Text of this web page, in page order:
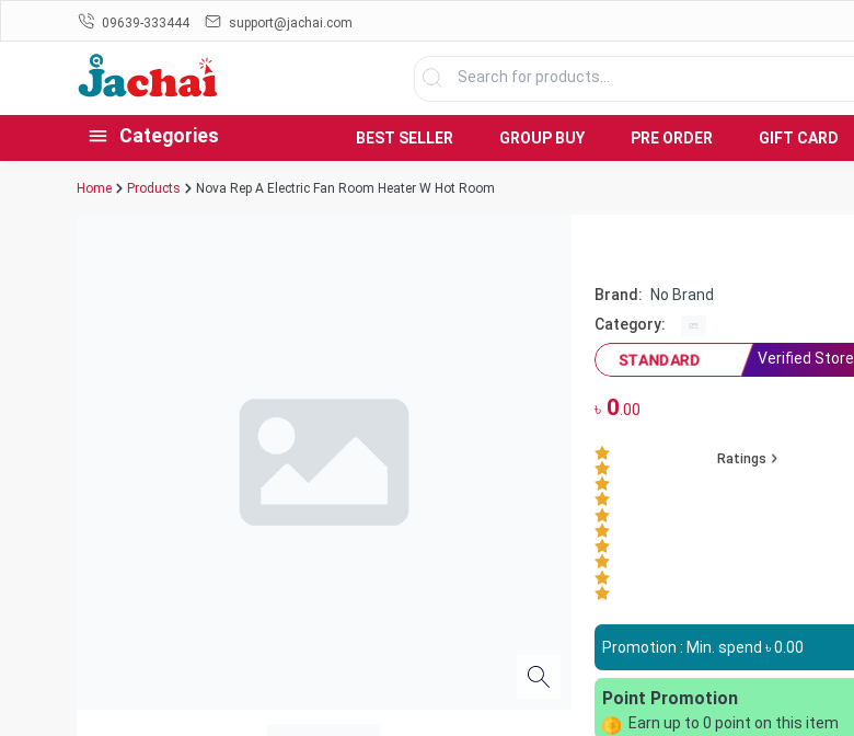
09639-333444 support@jachai.com
Categories BEST SELLER GROUP BUY PRE ORDER GIFT CARD
Home Products Nova Rep A Electric Fan Room Heater W Hot Room
Brand:
No Brand
Category:
STANDARD
Verified Store
৳0 .00
Ratings
Promotion : Min. spend ৳0.00
Point Promotion
Earn up to 0 point on this item